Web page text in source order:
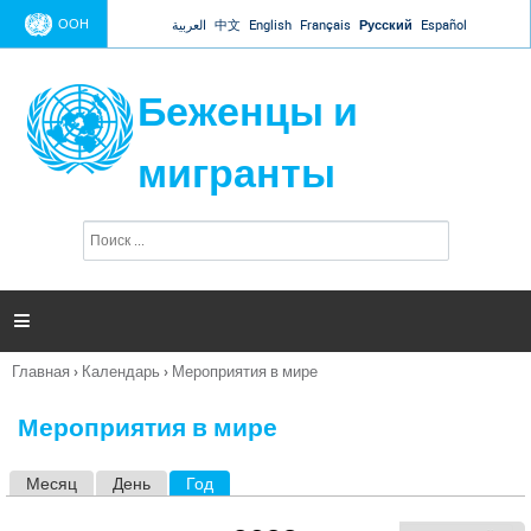
Jump to navigation
ООН العربية 中文 English Français Русский Español
Беженцы и
мигранты
п
и

Вы
Главная › Календарь › Мероприятия в мире
Мероприятия в мире
Месяц День Год